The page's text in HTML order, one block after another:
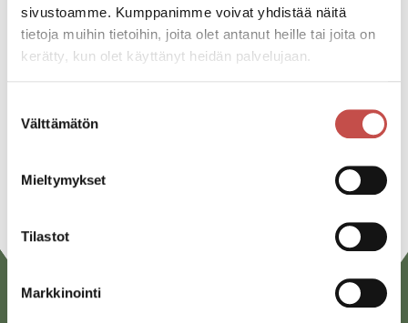
sivustoamme. Kumppanimme voivat yhdistää näitä
tietoja muihin tietoihin, joita olet antanut heille tai joita on
kerätty, kun olet käyttänyt heidän palvelujaan.
valinta
Välttämätön
Mieltymykset
Tilastot
Markkinointi
Jaa tapahtuma:
Facebook
Linkedin